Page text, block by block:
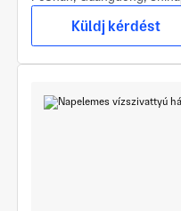
Küldj kérdést